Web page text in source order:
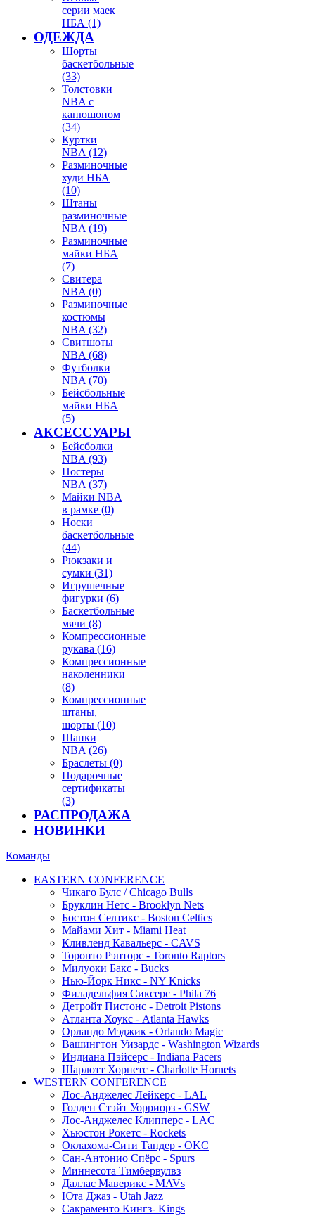
серии маек
НБА (1)
ОДЕЖДА
Шорты
баскетбольные
(33)
Толстовки
NBA с
капюшоном
(34)
Куртки
NBA (12)
Разминочные
худи НБА
(10)
Штаны
разминочные
NBA (19)
Разминочные
майки НБА
(7)
Свитера
NBA (0)
Разминочные
костюмы
NBA (32)
Свитшоты
NBA (68)
Футболки
NBA (70)
Бейсбольные
майки НБА
(5)
АКСЕССУАРЫ
Бейсболки
NBA (93)
Постеры
NBA (37)
Майки NBA
в рамке (0)
Носки
баскетбольные
(44)
Рюкзаки и
сумки (31)
Игрушечные
фигурки (6)
Баскетбольные
мячи (8)
Компрессионные
рукава (16)
Компрессионные
наколенники
(8)
Компрессионные
штаны,
шорты (10)
Шапки
NBA (26)
Браслеты (0)
Подарочные
сертификаты
(3)
РАСПРОДАЖА
НОВИНКИ
Команды
EASTERN CONFERENCE
Чикаго Булс / Chicago Bulls
Бруклин Нетс - Brooklyn Nets
Бостон Селтикс - Boston Celtics
Майами Хит - Miami Heat
Кливленд Кавальерс - CAVS
Торонто Рэпторс - Toronto Raptors
Милуоки Бакс - Bucks
Нью-Йорк Никс - NY Knicks
Филадельфия Сиксерс - Phila 76
Детройт Пистонс - Detroit Pistons
Атланта Хоукс - Atlanta Hawks
Орландо Мэджик - Orlando Magic
Вашингтон Уизардс - Washington Wizards
Индиана Пэйсерс - Indiana Pacers
Шарлотт Хорнетс - Charlotte Hornets
WESTERN CONFERENCE
Лос-Анджелес Лейкерс - LAL
Голден Стэйт Уорриорз - GSW
Лос-Анджелес Клипперс - LAC
Хьюстон Рокетс - Rockets
Оклахома-Сити Тандер - OKC
Сан-Антонио Спёрс - Spurs
Миннесота Тимбервулвз
Даллас Маверикс - MAVs
Юта Джаз - Utah Jazz
Сакраменто Кингз- Kings